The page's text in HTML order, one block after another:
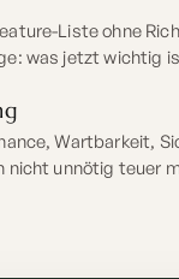
Liste ohne
was jetzt wichtig
Wartbarkeit,
nicht unnötig teuer